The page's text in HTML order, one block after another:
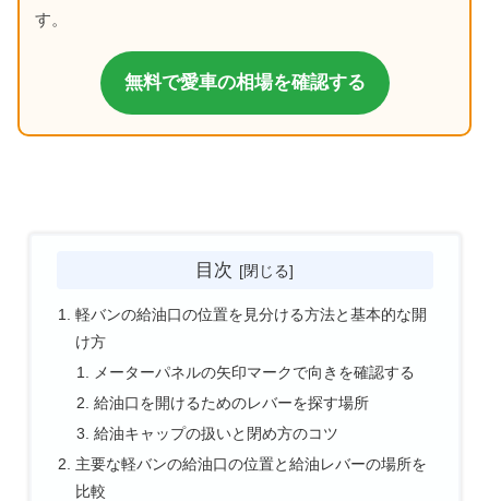
す。
無料で愛車の相場を確認する
目次
軽バンの給油口の位置を見分ける方法と基本的な開
け方
メーターパネルの矢印マークで向きを確認する
給油口を開けるためのレバーを探す場所
給油キャップの扱いと閉め方のコツ
主要な軽バンの給油口の位置と給油レバーの場所を
比較